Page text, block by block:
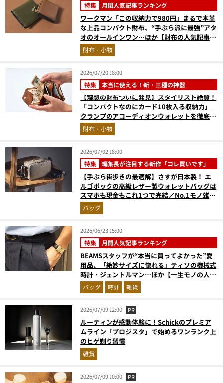
特集 月間人気記事ランキング
ワークマン「この収納力で980円」まるで本革
な上品コンパクト財布、“手ぶら派に最強”アタ
オのオールインワン…ほか【財布の人気記事ラ
ンキングベスト3】（2026年6月版）
財布・小物
2026/07/20 18:00
特集 本当に使える！新・三種の神器
【理想の財布ついに発見】スタイリスト絶賛！
「コンパクトなのにカード10枚入る収納力」
クランプのアコーディオンウォレットを徹底レ
ビュー。使い込むほどにツヤが出るプエブロレ
ザーも優秀
財布・小物
2026/07/02 18:00
特集 編集長が注目する新作「コレ買いです」
【手ぶら街歩きの最適解】さすが日本製！ エ
ルゴポックの高級レザー製ウォレットバッグは
スマホも現金もこれ1つで完結／No.1モノ雑誌
編集長のお墨付き『コレ買いです』Vol.168
バッグ
2026/06/23 15:00
特集 月間人気記事ランキング
BEAMSスタッフが“本当に買ってよかった”愛
用品、「絶妙サイズに惚れる」ティソの機械式
時計・ジェントルマン…ほか【一生モノの人気
記事ランキングベスト3】（2026年5月版）
バッグ 時計 雑貨
2026/07/09 12:00 PR
ルーティンが感動体験に！Schickのプレミア
ムライン「プロジスタ」で始めるワンランク上
のヒゲ剃り習慣
雑貨
2026/07/09 10:00 PR